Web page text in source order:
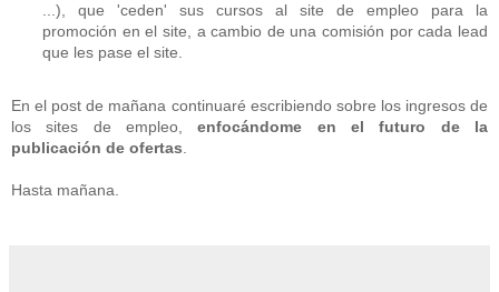
...), que 'ceden' sus cursos al site de empleo para la
promoción en el site, a cambio de una comisión por cada lead
que les pase el site.
En el post de mañana continuaré escribiendo sobre los ingresos de
los sites de empleo,enfocándome en el futuro de la
publicación de ofertas.
Hasta mañana.